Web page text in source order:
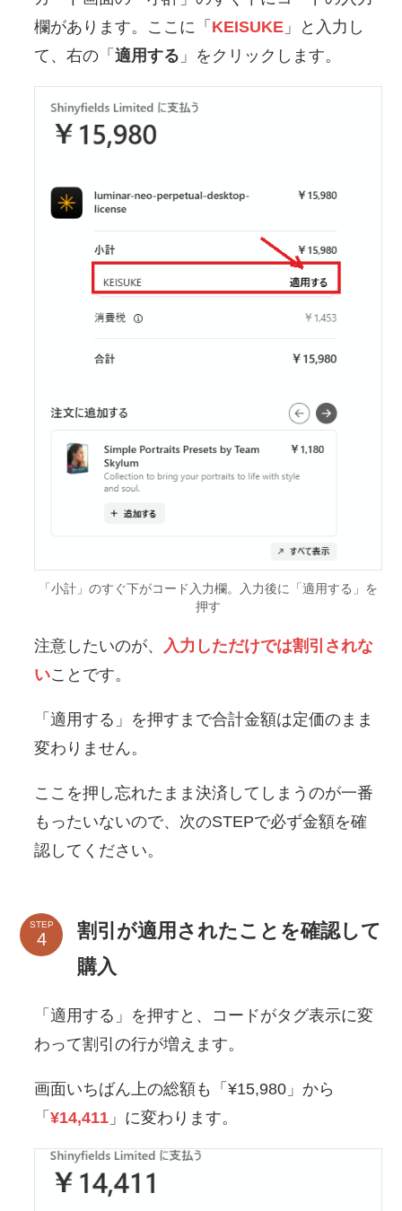
欄があります。ここに「 KEISUKE 」と入力し
て、右の「適用する 」をクリックします。
「小計」のすぐ下がコード入力欄。入力後に「適用する」を
押す
注意したいのが、 入力しただけでは割引されな
いことです。
「適用する」を押すまで合計金額は定価のまま
変わりません。
ここを押し忘れたまま決済してしまうのが一番
もったいないので、次のSTEPで必ず金額を確
認してください。
STEP
割引が適用されたことを確認して
購入
「適用する」を押すと、コードがタグ表示に変
わって割引の行が増えます。
画面いちばん上の総額も「¥15,980」から
「¥14,411 」に変わります。